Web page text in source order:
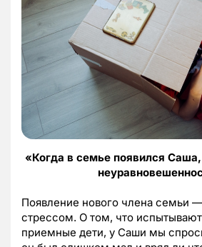
«Когда в семье появился
Появление нового члена семьи
стрессом. О том, что
приемные дети, у Саши мы